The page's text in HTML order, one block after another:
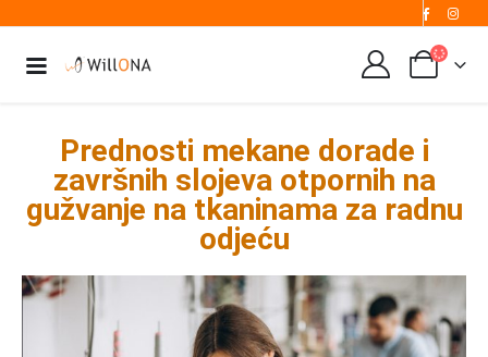
Prednosti mekane dorade i
završnih slojeva otpornih na
gužvanje na tkaninama za radnu
odjeću